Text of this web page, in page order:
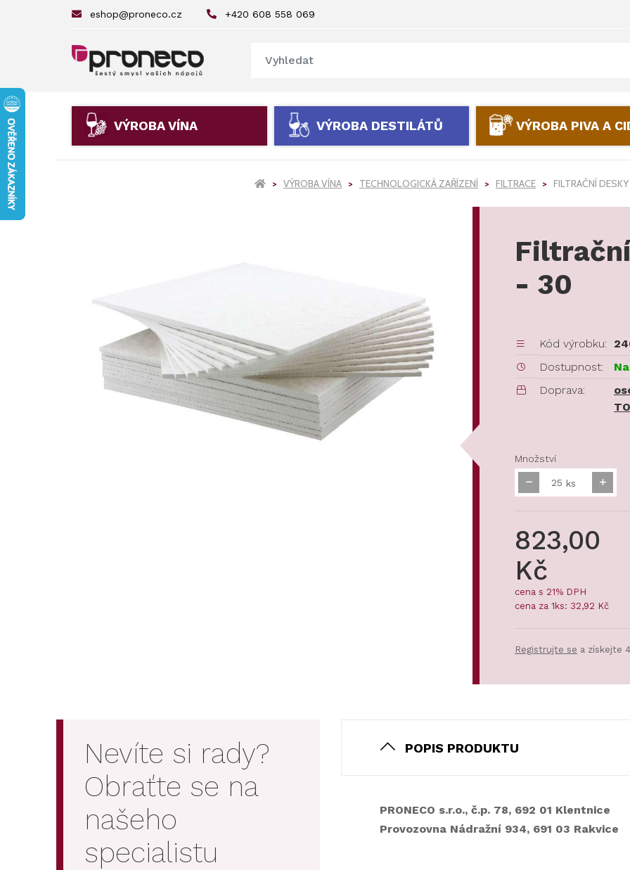
eshop@proneco.cz +420 608 558 069
VÝROBA VÍNA VÝROBA DESTILÁTŮ VÝROBA PIVA A
VÝROBA VÍNA TECHNOLOGICKÁ ZAŘÍZENÍ FILTRACE FILTRAČNÍ
- 30
Kód výrobku:
Dostupnost:
Doprava:
Množství
ks
823,00
Kč
cena s 21% DPH
cena za 1ks: 32,92 Kč
Registrujte se a získejte
Nevíte si rady?
Obraťte se na
našeho
specialistu
POPIS PRODUKTU
PRONECO s.r.o., č.p. 78, 692 01 Klentnice
Provozovna Nádražní 934, 691 03 Rakvice